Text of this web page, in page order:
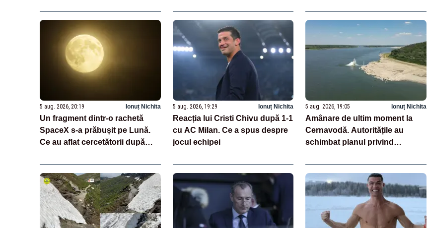
5 aug. 2026, 20:19 Ionuț Nichita
Un fragment dintr-o rachetă
SpaceX s-a prăbușit pe Lună.
Ce au aflat cercetătorii după
5 aug. 2026, 19:29 Ionuț Nichita
Reacția lui Cristi Chivu după 1-1
cu AC Milan. Ce a spus despre
jocul echipei
5 aug. 2026, 19:05 Ionuț Nichita
Amânare de ultim moment la
Cernavodă. Autoritățile au
schimbat planul privind